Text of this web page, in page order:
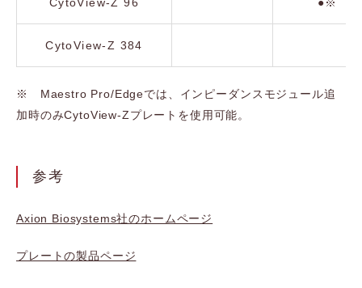
CytoView-Z 384
※ Maestro Pro/Edgeでは、インピーダンスモジュール追
加時のみCytoView-Zプレートを使用可能。
参考
Axion Biosystems社のホームページ
プレートの製品ページ